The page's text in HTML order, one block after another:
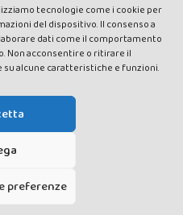
tecnologie come i cookie per
del dispositivo. Il consenso a
dati come il comportamento
Non acconsentire o ritirare il
alcune caratteristiche e funzioni.
preferenze
presso il Tribunale di Siena con
- Direttrice Responsabile: Chiara
- Editore: Valdichiana
01377300528 –
al Registro degli Operatori di